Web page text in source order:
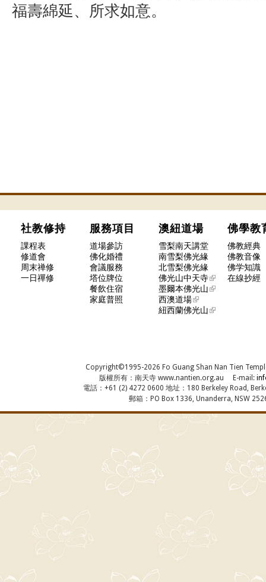
福壽綿延、所求如意。
社教修持 服務項目 澳紐道場 佛學
課程表 道場參訪 雪梨南天講堂
佛教經典
修道會
佛化婚禮 南雪梨佛光緣
佛教音像
周末禅修
會議服務 北雪梨佛光緣
佛学知識
一日禪修
塔位牌位 佛光山中天寺
在線抄經
餐飲住宿
墨爾本佛光山
家庭普照
西澳道場
紐西蘭佛光山
Copyright©1995-2026 Fo Guang Shan Nan Tien
版權所有：南天寺 www.nantien.org.au E-mail:
電話：+61 (2) 4272 0600 地址：180 Berkeley Road,
郵箱：PO Box 1336, Unanderra, NSW